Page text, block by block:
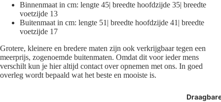
Binnenmaat in cm: lengte 45| breedte hoofdzijde 35| breedte
voetzijde 13
Buitenmaat in cm: lengte 51| breedte hoofdzijde 41| breedte
voetzijde 17
Grotere, kleinere en bredere maten zijn ook verkrijgbaar tegen een
meerprijs, zogenoemde buitenmaten. Omdat dit voor ieder mens
verschilt kun je hier altijd contact over opnemen met ons. In goed
overleg wordt bepaald wat het beste en mooiste is.